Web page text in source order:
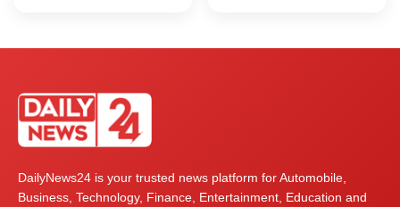
DailyNews24 is your trusted news platform for Automobile,
Business, Technology, Finance, Entertainment, Education and